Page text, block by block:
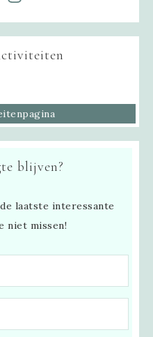
blijven?
laatste interessante
niet missen!